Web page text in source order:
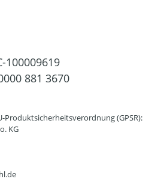
100009619
881 3670
Produktsicherheitsverordnung (GPSR):
KG